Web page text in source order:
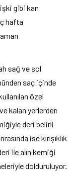
gibi kan
hafta
sağ ve sol
saç içinde
özel
kalan yerlerden
deri belirli
ise kırışıklık
ile alın kemiği
dolduruluyor.